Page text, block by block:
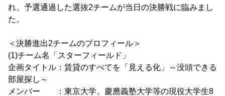
れ、予選通過した選抜2チームが当日の決勝戦に臨みまし
た。
＜決勝進出2チームのプロフィール＞
(1)チーム名「スターフィールド」
企画タイトル：賃貸のすべてを「見える化」～没頭できる
部屋探し～
メンバー ：東京大学、慶應義塾大学等の現役大学生8